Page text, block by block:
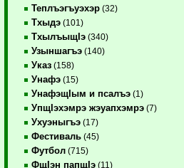
Теплъэгъуэхэр (32)
Тхыдэ (101)
ТхылъыщIэ (340)
Узыншагъэ (140)
Указ (158)
Унафэ (15)
УнафэщIым и псалъэ (1)
УпщIэхэмрэ жэуапхэмрэ (7)
Ухуэныгъэ (17)
Фестиваль (45)
Футбол (715)
ФщIэн папщIэ (11)